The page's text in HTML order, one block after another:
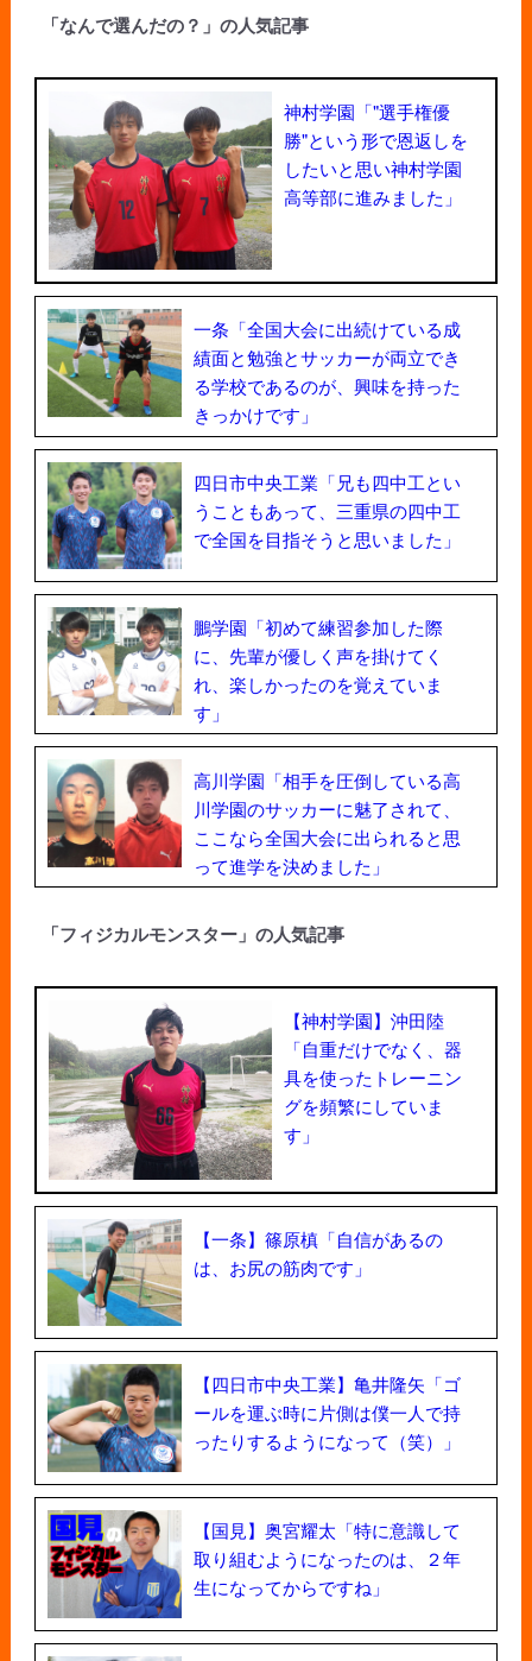
「なんで選んだの？」の人気記事
神村学園「"選手権優
勝"という形で恩返しを
したいと思い神村学園
高等部に進みました」
一条「全国大会に出続けている成
績面と勉強とサッカーが両立でき
る学校であるのが、興味を持った
きっかけです」
四日市中央工業「兄も四中工とい
うこともあって、三重県の四中工
で全国を目指そうと思いました」
鵬学園「初めて練習参加した際
に、先輩が優しく声を掛けてく
れ、楽しかったのを覚えていま
す」
高川学園「相手を圧倒している高
川学園のサッカーに魅了されて、
ここなら全国大会に出られると思
って進学を決めました」
「フィジカルモンスター」の人気記事
【神村学園】沖田陸
「自重だけでなく、器
具を使ったトレーニン
グを頻繁にしていま
す」
【一条】篠原槙「自信があるの
は、お尻の筋肉です」
【四日市中央工業】亀井隆矢「ゴ
ールを運ぶ時に片側は僕一人で持
ったりするようになって（笑）」
【国見】奥宮耀太「特に意識して
取り組むようになったのは、２年
生になってからですね」